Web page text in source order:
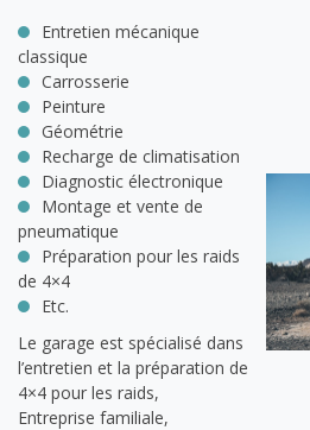
Entretien mécanique
classique
Carrosserie
Peinture
Géométrie
Recharge de climatisation
Diagnostic électronique
Montage et vente de
pneumatique
Préparation pour les raids
de 4×4
Etc.
Le garage est spécialisé dans
l’entretien et la préparation de
4×4 pour les raids,
Entreprise familiale,